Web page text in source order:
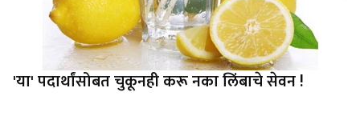
'या' पदार्थांसोबत चुकूनही करू नका लिंबाचे सेवन !